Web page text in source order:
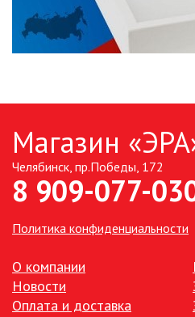
Магазин
Челябинск, пр.Победы, 172
8 909-077-
Политика конфиденциальности
О компании
Новости
Оплата и доставка